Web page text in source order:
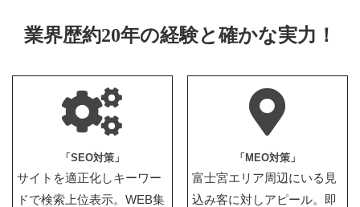
業界歴約20年の経験と確かな実力！
「SEO対策」
サイトを適正化しキーワー
ドで検索上位表示。WEB集
「MEO対策」
富士宮エリア周辺にいる見
込み客に対しアピール。即